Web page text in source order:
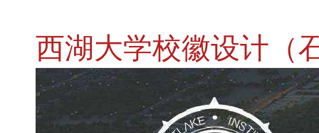
西湖大学校徽设计（